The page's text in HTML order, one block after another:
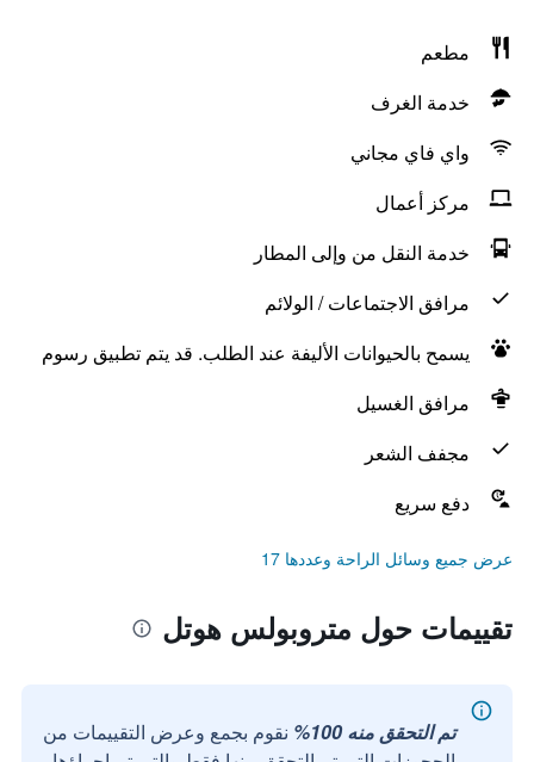
مطعم
خدمة الغرف
واي فاي مجاني
مركز أعمال
خدمة النقل من وإلى المطار
مرافق الاجتماعات / الولائم
يسمح بالحيوانات الأليفة عند الطلب. قد يتم تطبيق رسوم
مرافق الغسيل
مجفف الشعر
دفع سريع
عرض جميع وسائل الراحة وعددها 17
تقييمات حول متروبولس هوتل
تم التحقق منه 100%
نقوم بجمع وعرض التقييمات من